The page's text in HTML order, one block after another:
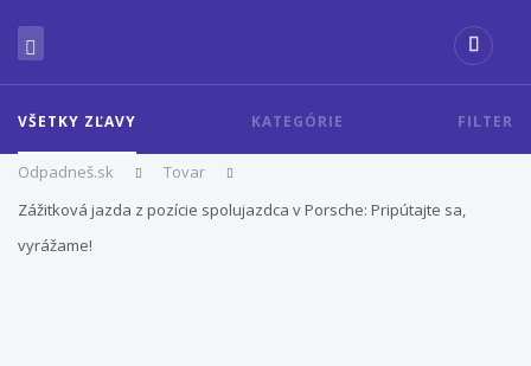
VŠETKY ZĽAVY KATEGÓRIE FILTER
Odpadneš.sk
Tovar
Zážitková jazda z pozície spolujazdca v Porsche: Pripútajte sa,
vyrážame!